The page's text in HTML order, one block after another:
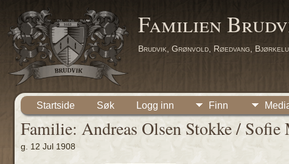
Familien
Brudvik, Grønvold, Røedvang,
Startside Søk Logg inn Finn
Familie: Andreas Olsen Stokke /
g. 12 Jul 1908